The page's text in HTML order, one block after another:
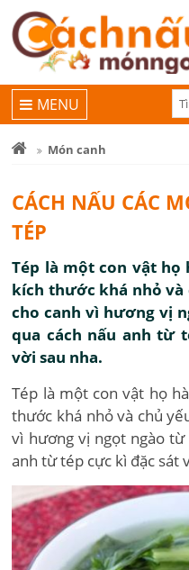
MENU
Món canh
CÁCH NẤU CÁC
TÉP
Tép là một con vật
kích thước khá nhỏ và
cho canh vì hương vị
qua cách nấu anh từ
vời sau nha.
Tép là một con vật họ
thước khá nhỏ và chủ
vì hương vị ngọt ngào
anh từ tép cực kì đặc sát